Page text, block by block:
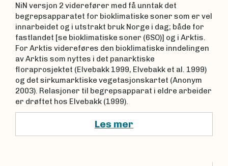
NiN versjon 2 viderefører med få unntak det
begrepsapparatet for bioklimatiske soner som er vel
innarbeidet og i utstrakt bruk Norge i dag; både for
fastlandet [se bioklimatiske soner (6SO)] og i Arktis.
For Arktis videreføres den bioklimatiske inndelingen
av Arktis som nyttes i det panarktiske
floraprosjektet (Elvebakk 1999, Elvebakk et al. 1999)
og det sirkumarktiske vegetasjonskartet (Anonym
2003). Relasjoner til begrepsapparat i eldre arbeider
er drøftet hos Elvebakk (1999).
Les mer